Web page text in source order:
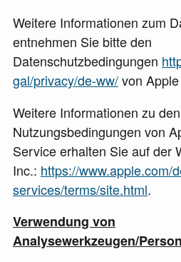
Weitere Informationen zum
entnehmen Sie bitte den
Datenschutzbedingungen
gal/privacy/de-ww/von
Weitere Informationen zu den
Nutzungsbedingungen von
Service erhalten Sie auf der
Inc.: https://www.apple.com/
services/terms/site.html.
Verwendung von
Analysewerkzeugen/